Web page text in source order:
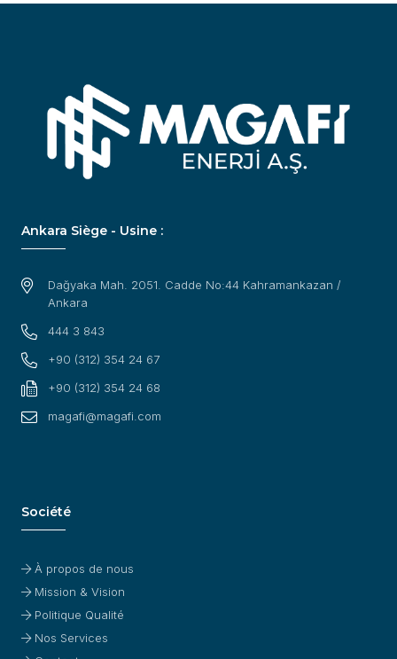
Ankara Siège - Usine :
Dağyaka Mah. 2051. Cadde No:44 Kahramankazan /
Ankara
444 3 843
+90 (312) 354 24 67
+90 (312) 354 24 68
magafi@magafi.com
Société
À propos de nous
Mission & Vision
Politique Qualité
Nos Services